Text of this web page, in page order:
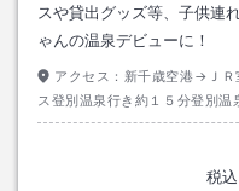
スや貸出グッズ等、子供連
ゃんの温泉デビューに！
アクセス： 新千歳空港→ＪＲ
ス登別温泉行き約１５分登別
税込